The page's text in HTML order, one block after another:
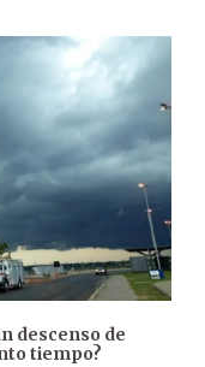
descenso de
tiempo?